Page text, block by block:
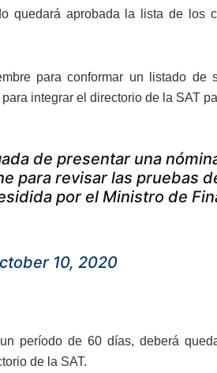
quedará aprobada la lista de los
para conformar un listado de
integrar el directorio de la SAT
de presentar una
para revisar las pruebas
por el Ministro de
10, 2020
período de 60 días, deberá
de la SAT.